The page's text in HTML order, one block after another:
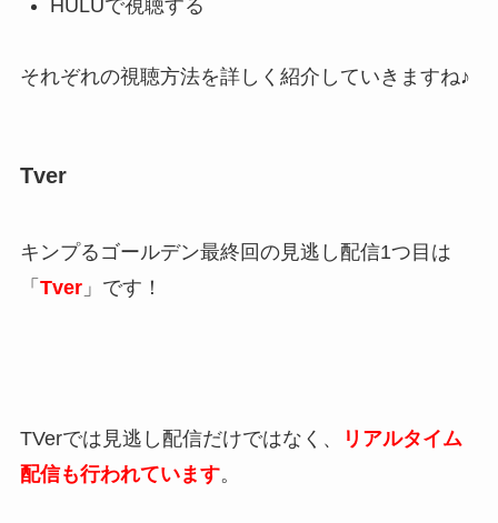
HULUで視聴する
それぞれの視聴方法を詳しく紹介していきますね♪
Tver
キンプるゴールデン最終回の見逃し配信1つ目は
「 Tver」です！
TVerでは見逃し配信だけではなく、
リアルタイム
配信も行われています。